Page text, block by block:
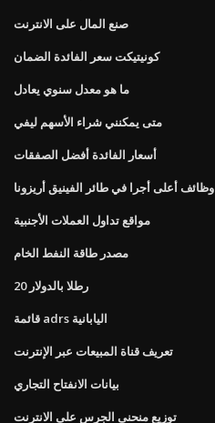
صنع المال على الانترنت
كونيتيكت سعر الفائدة الضمان
ما هو معدل سنوي يعادل
متى يمكنني شراء الأسهم ليفي
أسعار الفائدة أفضل الصفقات
وظائف أعلى أجرا في طائر الفينيق أريزونا
مواقع تداول العملات الأجنبية
مصدر طاقة النفط الخام
20 رطلا بالدولار
قائمة adrs اليابانية
تعريف قناة المبيعات عبر الإنترنت
بيانات الانفتاح التجاري
توزيع منحنى الجرس على الانترنت